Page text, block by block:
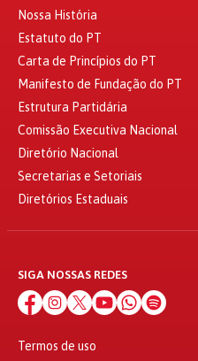
Nossa História
Estatuto do PT
Carta de Princípios do PT
Manifesto de Fundação do PT
Estrutura Partidária
Comissão Executiva Nacional
Diretório Nacional
Secretarias e Setoriais
Diretórios Estaduais
SIGA NOSSAS REDES
Termos de uso